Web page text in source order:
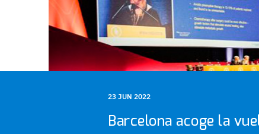
23 JUN 2022
Barcelona acoge la